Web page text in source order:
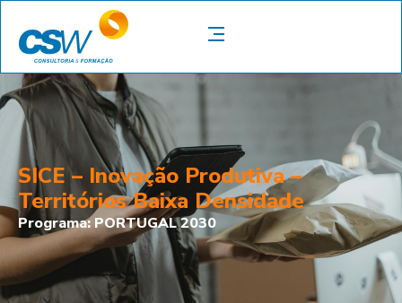
SICE – Inovação Produtiva –
Territórios Baixa Densidade
Programa: PORTUGAL 2030